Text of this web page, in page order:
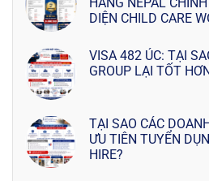
HÀNG NEPAL
DIỆN CHILD CARE
VISA 482 ÚC: TẠI
GROUP LẠI TỐT
TẠI SAO CÁC
ƯU TIÊN TUYỂN
HIRE?